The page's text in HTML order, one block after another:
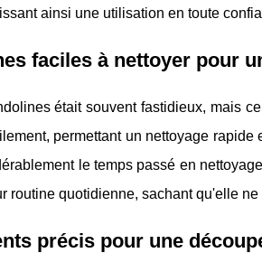
ainsi une utilisation en toute
faciles à nettoyer pour
était souvent fastidieux, mais
permettant un nettoyage
le temps passé en
routine quotidienne, sachant qu'elle
précis pour une